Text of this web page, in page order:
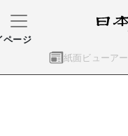
紙面ビューアー
ページ